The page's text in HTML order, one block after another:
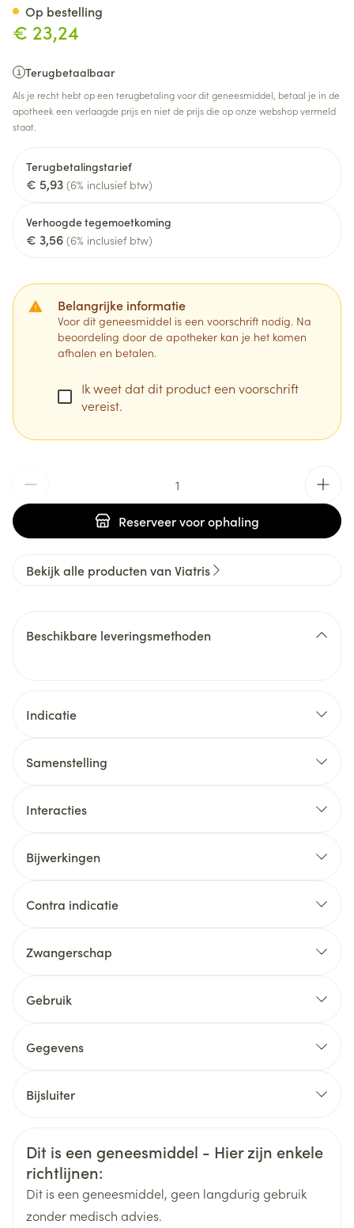
€ 23,24
Terugbetaalbaar
Als je recht hebt op een terugbetaling voor dit geneesmiddel, betaal je in de
apotheek een verlaagde prijs en niet de prijs die op onze webshop vermeld
staat.
Terugbetalingstarief
€ 5,93 (6% inclusief btw)
Verhoogde tegemoetkoming
€ 3,56 (6% inclusief btw)
Belangrijke informatie
Voor dit geneesmiddel is een voorschrift nodig. Na
beoordeling door de apotheker kan je het komen
afhalen en betalen.
Ik weet dat dit product een voorschrift
vereist.
Reserveervoor ophaling
Op bestelling
Bekijk alle producten van Viatris
Beschikbare leveringsmethoden
Indicatie
Samenstelling
Interacties
Bijwerkingen
Contra indicatie
Zwangerschap
Gebruik
Het maximale effect wordt binnen de 4 weken
Gegevens
Merken
Breedte 53 mm
Bijsluiter
Veiligheidsinformatie
Dit is een geneesmiddel - Hier zijn enkele
richtlijnen:
Dit is een geneesmiddel, geen langdurig gebruik
zonder medisch advies.